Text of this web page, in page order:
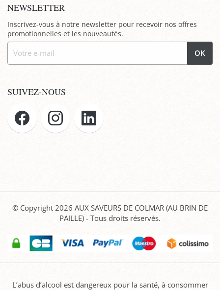
NEWSLETTER
Inscrivez-vous à notre newsletter pour recevoir nos offres
promotionnelles et les nouveautés.
OK
SUIVEZ-NOUS
© Copyright 2026 AUX SAVEURS DE COLMAR (AU BRIN DE
PAILLE) - Tous droits réservés.
L’abus d’alcool est dangereux pour la santé, à consommer